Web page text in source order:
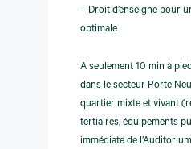
– Droit d’enseigne pour
optimale
A seulement 10 min à
dans le secteur Porte
quartier mixte et vivant
tertiaires, équipements
immédiate de